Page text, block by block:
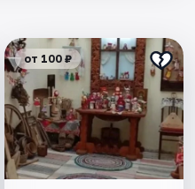
от 100 ₽